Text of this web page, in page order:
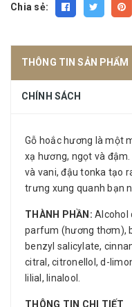
Chia sẻ:
THÔNG TIN SẢN PHẨM
CHÍNH SÁCH
Gỗ hoắc hương là một
xạ hương, ngọt và
và vani, đậu tonka tạo
trưng xung quanh bạn
THÀNH PHẦN: Alcohol
parfum (hương thơm),
benzyl salicylate,
citral, citronellol, d-
lilial, linalool.
THÔNG TIN CHI TIẾT